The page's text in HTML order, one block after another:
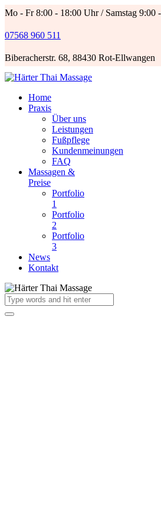
Mo - Fr 8:00 - 18:00 Uhr / Samstag 9:00
07568 960 511
Biberacherstr. 68, 88430 Rot-Ellwangen
Home
Praxis
Über uns
Leistungen
Fußpflege
Kundenmeinungen
FAQ
Massagen &
Preise
Portfolio
1
Portfolio
2
Portfolio
3
News
Kontakt